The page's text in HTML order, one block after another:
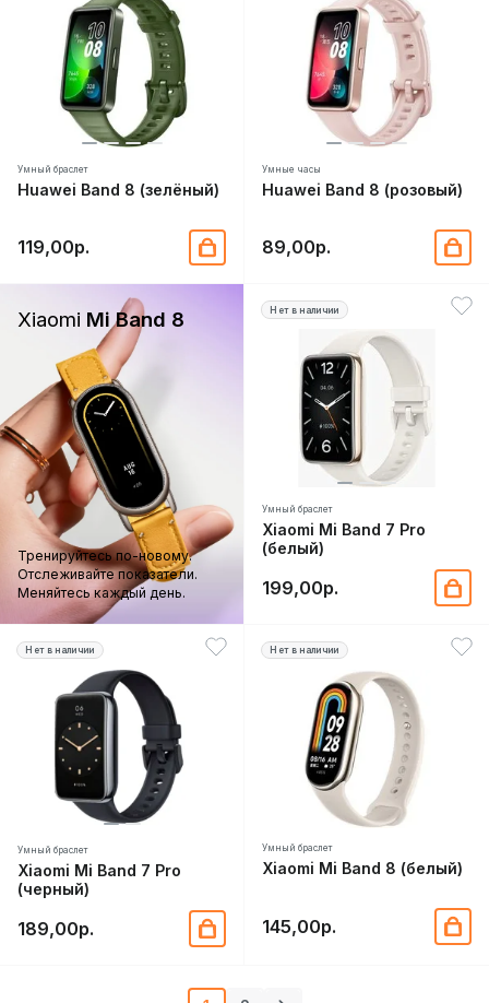
Умный браслет
Huawei Band 8 (зелёный)
119,00р.
Умные часы
Huawei Band 8 (розовый)
89,00р.
Xiaomi Mi Band 8
Тренируйтесь по-новому.
Отслеживайте показатели.
Меняйтесь каждый день.
Нет в наличии
Умный браслет
Xiaomi Mi Band 7 Pro
(белый)
199,00р.
Нет в наличии
Умный браслет
Xiaomi Mi Band 7 Pro
(черный)
189,00р.
Нет в наличии
Умный браслет
Xiaomi Mi Band 8 (белый)
145,00р.